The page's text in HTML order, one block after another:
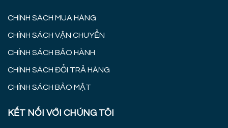
CHÍNH SÁCH MUA HÀNG
CHÍNH SÁCH VẬN CHUYỂN
CHÍNH SÁCH BẢO HÀNH
CHÍNH SÁCH ĐỔI TRẢ HÀNG
CHÍNH SÁCH BẢO MẬT
KẾT NỐI VỚI CHÚNG TÔI